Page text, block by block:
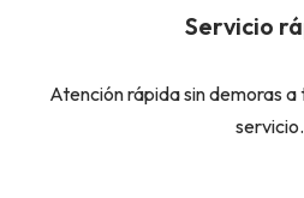
Servicio
Atención rápida sin demoras
servicio.